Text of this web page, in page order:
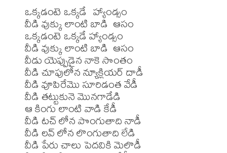
ఒక్కడంటె ఒక్కడే  హ్యాండ్సం
వీడి వుక్కు లాంటి బాడి  ఆసం
ఒక్కడంటె ఒక్కడే హ్యాండ్సం
వీడి వుక్కు లాంటి బాడి  ఆసం
వీడు యెప్పుడైన నాకె సొంతం
వీడి చూపులోన న్యూక్లియర్ దాడీ
వీడి వూపిరేమొ సూరిడంత వేడీ
వీడి తట్టుకునె మొనగాడేడి
ఆ కింగు లాంటి వాడి కేడీ
వీడి టచ్ లోన పొంగుతాది నాడీ
వీడి లవ్ లోన లొంగుతాది లేడి
వీడి పేరు చాలు పెదవికి మెలొడీ